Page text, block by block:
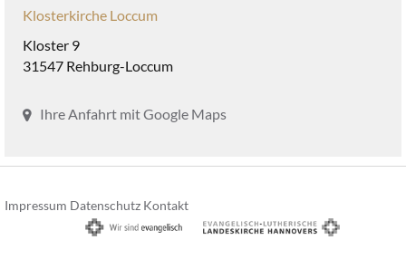
Klosterkirche Loccum
Kloster 9
31547 Rehburg-Loccum
Ihre Anfahrt mit Google Maps
Impressum Datenschutz Kontakt